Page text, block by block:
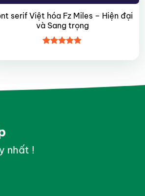
serif Việt hóa Fz Miles – Hiện đại
và Sang trọng
hạng4.95
nhất !